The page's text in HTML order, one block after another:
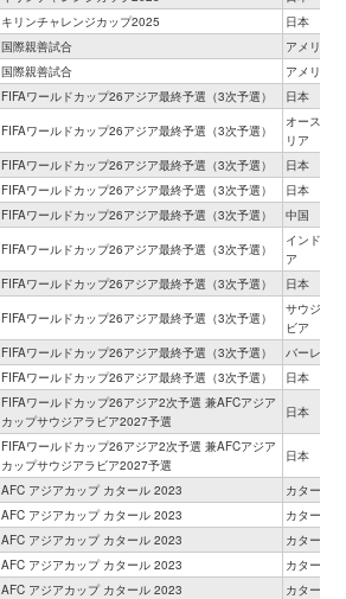
キリンチャレンジカップ2025
日本
国際親善試合
アメリカ
国際親善試合
アメリカ
FIFAワールドカップ26アジア最終予選（3次予選） 日本
FIFAワールドカップ26アジア最終予選（3次予選）
オーストラ
リア
FIFAワールドカップ26アジア最終予選（3次予選）
日本
FIFAワールドカップ26アジア最終予選（3次予選）
日本
FIFAワールドカップ26アジア最終予選（3次予選） 中国
FIFAワールドカップ26アジア最終予選（3次予選）
インドネシ
ア
FIFAワールドカップ26アジア最終予選（3次予選） 日本
FIFAワールドカップ26アジア最終予選（3次予選）
サウジアラ
ビア
FIFAワールドカップ26アジア最終予選（3次予選）
バーレーン
FIFAワールドカップ26アジア最終予選（3次予選） 日本
FIFAワールドカップ26アジア2次予選 兼AFCアジア
カップサウジアラビア2027予選
日本
FIFAワールドカップ26アジア2次予選 兼AFCアジア
カップサウジアラビア2027予選
日本
AFC アジアカップ カタール 2023
カタール
AFC アジアカップ カタール 2023
カタール
AFC アジアカップ カタール 2023
カタール
AFC アジアカップ カタール 2023
カタール
AFC アジアカップ カタール 2023 カタール